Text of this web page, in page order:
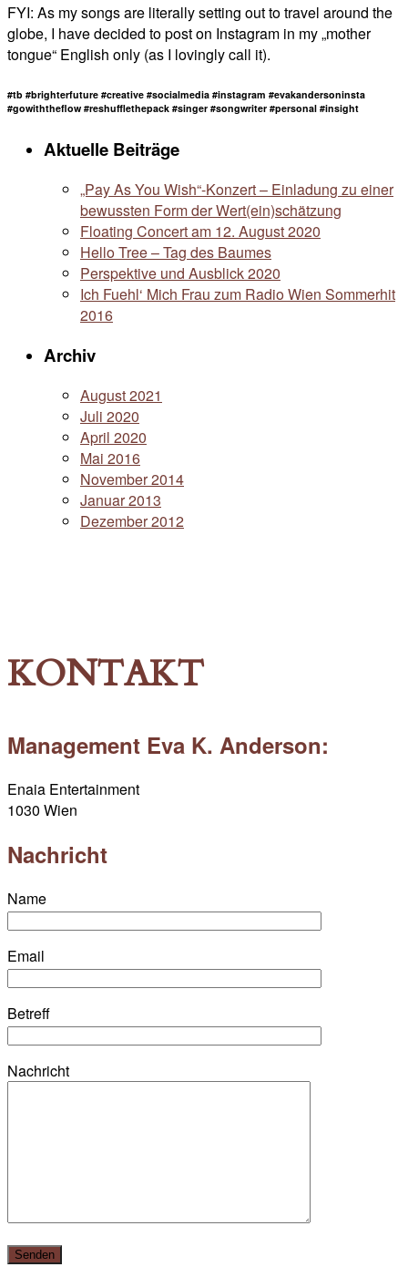
FYI: As my songs are literally setting out to travel around the
globe, I have decided to post on Instagram in my „mother
tongue“ English only (as I lovingly call it).
#tb #brighterfuture #creative #socialmedia #instagram #evakandersoninsta
#gowiththeflow #reshufflethepack #singer #songwriter #personal #insight
Aktuelle Beiträge
„Pay As You Wish“-Konzert – Einladung zu einer
bewussten Form der Wert(ein)schätzung
Floating Concert am 12. August 2020
Hello Tree – Tag des Baumes
Perspektive und Ausblick 2020
Ich Fuehl‘ Mich Frau zum Radio Wien Sommerhit
2016
Archiv
August 2021
Juli 2020
April 2020
Mai 2016
November 2014
Januar 2013
Dezember 2012
KONTAKT
Management Eva K. Anderson:
Enaia Entertainment
1030 Wien
Nachricht
Name
Email
Betreff
Nachricht